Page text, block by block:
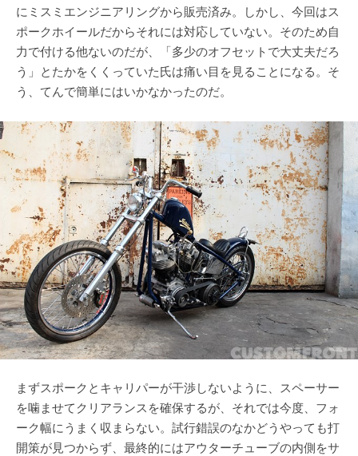
にミスミエンジニアリングから販売済み。しかし、今回はス
ポークホイールだからそれには対応していない。そのため自
力で付ける他ないのだが、「多少のオフセットで大丈夫だろ
う」とたかをくくっていた氏は痛い目を見ることになる。そ
う、てんで簡単にはいかなかったのだ。
まずスポークとキャリパーが干渉しないように、スペーサー
を噛ませてクリアランスを確保するが、それでは今度、フォ
ーク幅にうまく収まらない。試行錯誤のなかどうやっても打
開策が見つからず、最終的にはアウターチューブの内側をサ